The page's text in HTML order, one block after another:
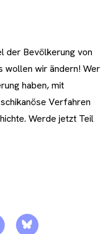
der Bevölkerung von
wollen wir ändern! Wer
haben, mit
Verfahren
Werde jetzt Teil